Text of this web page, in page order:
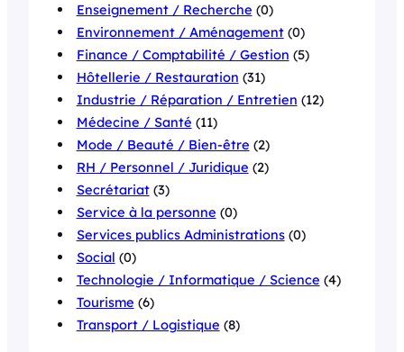
Enseignement / Recherche (0)
Environnement / Aménagement(0)
Finance / Comptabilité / Gestion (5)
Hôtellerie / Restauration (31)
Industrie / Réparation / Entretien (12)
Médecine / Santé (11)
Mode / Beauté / Bien-être (2)
RH / Personnel / Juridique (2)
Secrétariat(3)
Service à la personne (0)
Services publics Administrations(0)
Social (0)
Technologie / Informatique / Science (4)
Tourisme (6)
Transport / Logistique (8)